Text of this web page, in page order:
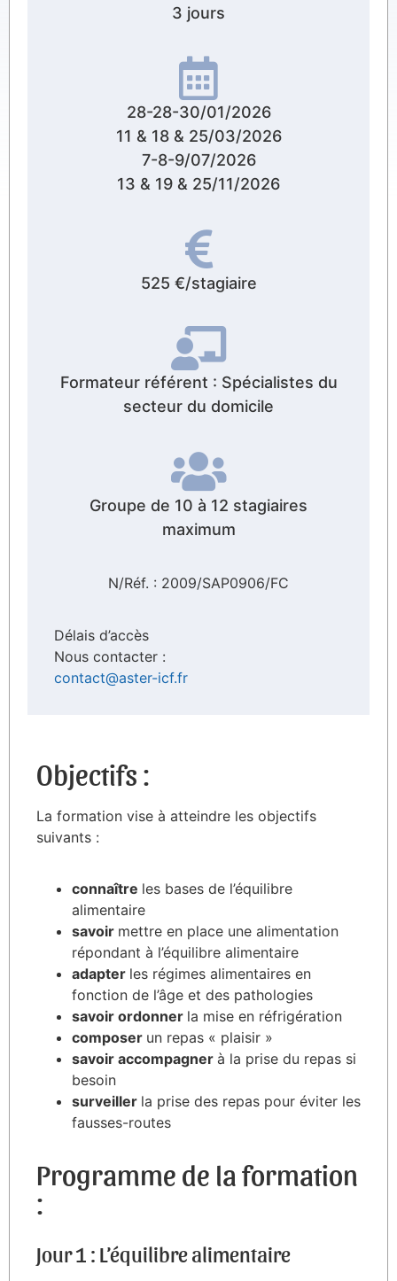
3 jours
28-28-30/01/2026
11 & 18 & 25/03/2026
7-8-9/07/2026
13 & 19 & 25/11/2026
525 €/stagiaire
Formateur référent : Spécialistes du
secteur du domicile
Groupe de 10 à 12 stagiaires
maximum
N/Réf. : 2009/SAP0906/FC
Délais d’accès
Nous contacter :
contact@aster-icf.fr
Objectifs :
La formation vise à atteindre les objectifs
suivants :
connaître les bases de l’équilibre
alimentaire
savoir mettre en place une alimentation
répondant à l’équilibre alimentaire
adapter les régimes alimentaires en
fonction de l’âge et des pathologies
savoir ordonner la mise en réfrigération
composer un repas « plaisir »
savoir accompagner à la prise du repas si
besoin
surveiller la prise des repas pour éviter les
fausses-routes
Programme de la formation
:
Jour 1 : L’équilibre alimentaire